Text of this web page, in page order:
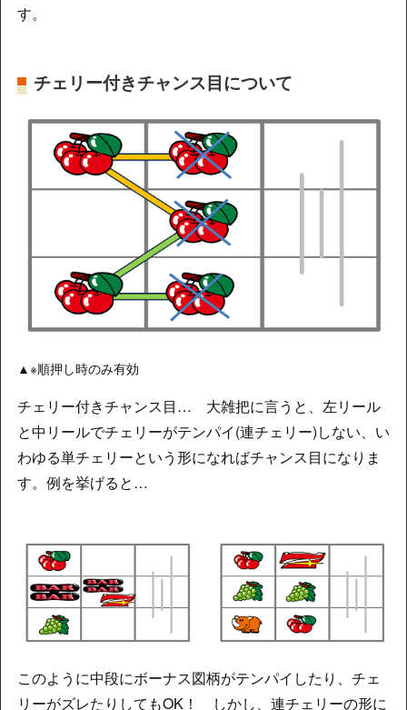
す。
チェリー付きチャンス目について
▲※順押し時のみ有効
チェリー付きチャンス目… 大雑把に言うと、左リール
と中リールでチェリーがテンパイ(連チェリー)しない、い
わゆる単チェリーという形になればチャンス目になりま
す。例を挙げると…
このように中段にボーナス図柄がテンパイしたり、チェ
リーがズレたりしてもOK！ しかし、連チェリーの形に